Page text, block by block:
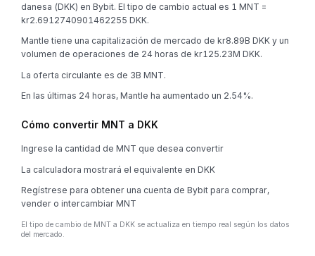
danesa (DKK) en Bybit. El tipo de cambio actual es 1 MNT =
kr2.6912740901462255 DKK.
Mantle tiene una capitalización de mercado de kr8.89B DKK y un
volumen de operaciones de 24 horas de kr125.23M DKK.
La oferta circulante es de 3B MNT.
En las últimas 24 horas, Mantle ha aumentado un 2.54%.
Cómo convertir MNT a DKK
Ingrese la cantidad de MNT que desea convertir
La calculadora mostrará el equivalente en DKK
Regístrese para obtener una cuenta de Bybit para comprar,
vender o intercambiar MNT
El tipo de cambio de MNT a DKK se actualiza en tiempo real según los datos
del mercado.